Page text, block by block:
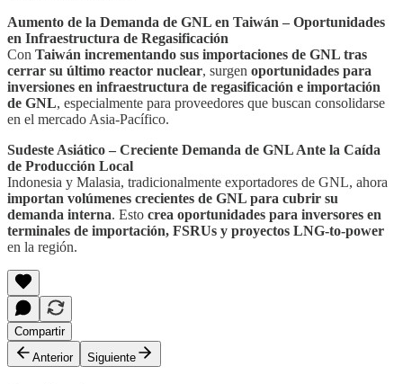
Aumento de la Demanda de GNL en Taiwán – Oportunidades
en Infraestructura de Regasificación
Con Taiwán incrementando sus importaciones de GNL tras
cerrar su último reactor nuclear, surgen oportunidades para
inversiones en infraestructura de regasificación e importación
de GNL, especialmente para proveedores que buscan consolidarse
en el mercado Asia-Pacífico.
Sudeste Asiático – Creciente Demanda de GNL Ante la Caída
de Producción Local
Indonesia y Malasia, tradicionalmente exportadores de GNL, ahora
importan volúmenes crecientes de GNL para cubrir su
demanda interna. Esto crea oportunidades para inversores en
terminales de importación, FSRUs y proyectos LNG-to-power
en la región.
Compartir
Anterior
Siguiente